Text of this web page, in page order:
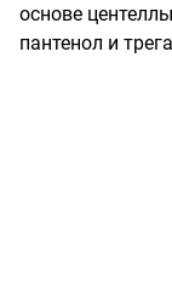
основе
пантенол и